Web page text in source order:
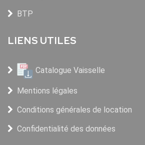
BTP
LIENS UTILES
Catalogue Vaisselle
Mentions légales
Conditions générales de location
Confidentialité des données